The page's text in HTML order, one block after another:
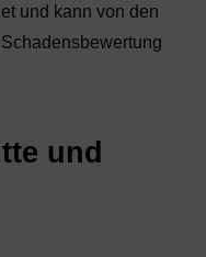
und kann von den
und